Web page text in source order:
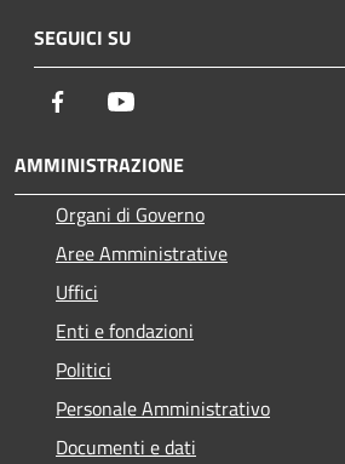
SEGUICI SU
Facebook
AMMINISTRAZIONE
Organi di Governo
Aree Amministrative
Uffici
Enti e fondazioni
Politici
Personale Amministrativo
Documenti e dati